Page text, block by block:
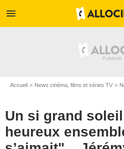
menu
Accueil News cinéma, films et séries TV
Un si grand
heureux